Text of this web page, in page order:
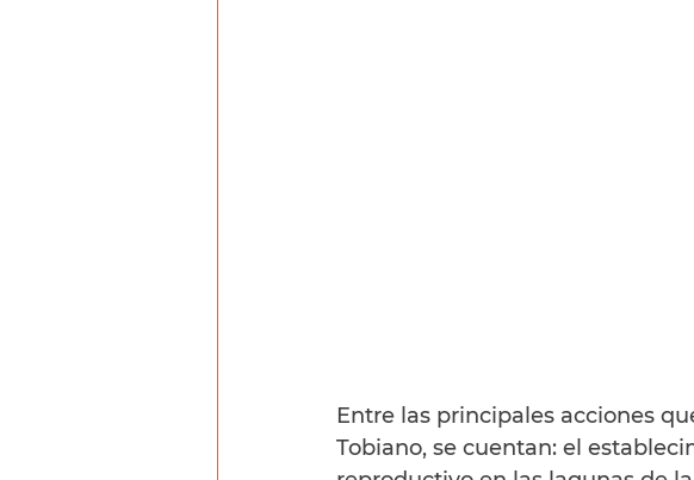
Entre las principales acciones
Tobiano, se cuentan: el